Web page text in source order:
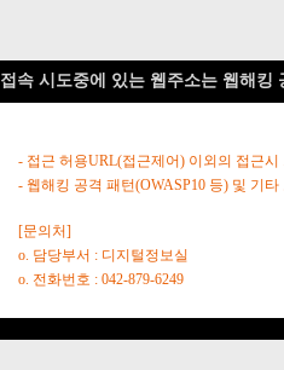
접속 시도중에 있는 웹주소는 웹해킹
- 접근 허용URL(접근제어) 이외의 접근시
- 웹해킹 공격 패턴(OWASP10 등) 및 기
[문의처]
o. 담당부서 : 디지털정보실
o. 전화번호 : 042-879-6249